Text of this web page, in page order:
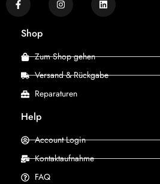
Shop
Zum Shop gehen
Versand & Rückgabe
Reparaturen
Help
Account Login
Kontaktaufnahme
FAQ